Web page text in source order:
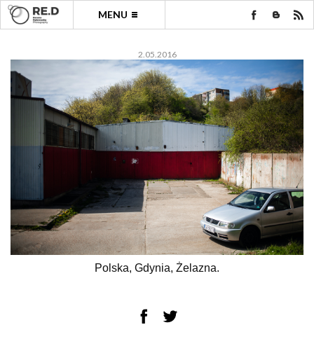
MENU
2.05.2016
Polska, Gdynia, Żelazna.